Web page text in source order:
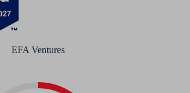
EFA Ventures